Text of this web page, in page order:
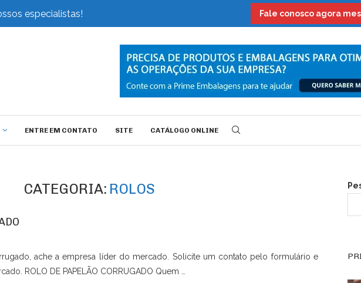
especialistas! Fale conosco agora
ENTRE EM CONTATO SITE CATÁLOGO ONLINE
CATEGORIA: ROLOS
ache a empresa líder do mercado. Solicite um contato pelo formulário e
ROLO DE PAPELÃO CORRUGADO Quem …